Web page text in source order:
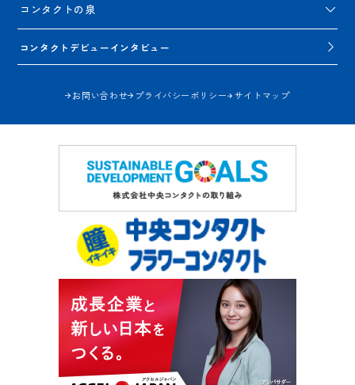
コンタクトの泉
コンタクトデビューインタビュー
お問い合わせ プライバシーポリシー サイトマップ